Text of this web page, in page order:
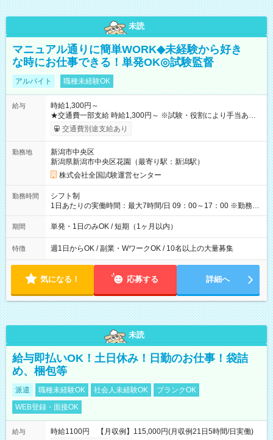
未読
マニュアル通りに簡単WORK◆未経験から好き
な時にお仕事できる！単発OK◎試験監督
アルバイト 職種未経験OK
給与
時給1,300円～
★交通費一部支給 時給1,300円～ ※試験・役割により手当あり
※勤務回数により昇給あり 【即給（前払い）オプションあ
り！】 希望される場合、勤務から1週間ほどで給与の一部を受け
例】 ・河合塾模擬試験 8:30～17:30（休憩1時間） 時給1,300円
×8時間＝日収10,400円＋交通費 ※当日の役割により時給＋100
円の場合あり ・国家試験 7:00～13:30（休憩なし） 時給1,300
円（役割手当＋100円）×6時間＝日収8,400円＋交通費 【試用期
間】試用期間なし
交通費別途支給あり
勤務地
新潟市中央区
新潟県新潟市中央区花園（最寄り駅：新潟駅）
株式会社全国試験運営センター
勤務時間
シフト制
1日あたりの実働時間：最大7時間/日 09：00～17：00 ※勤務時
間は 試験により異なります。
期間 単発・1日のみOK / 短期（1ヶ月以内）
特徴 週1日からOK / 副業・WワークOK / 10名以上の大量募集
気になる！ 応募する 詳細へ
未読
給与即払いOK！土日休み！日勤のお仕事！袋詰
め、梱包等
派遣 職種未経験OK 社会人未経験OK
ブランクOK
WEB登録・面接OK
給与
時給1100円 【月収例】115,000円(月収例21日5時間/日実働)